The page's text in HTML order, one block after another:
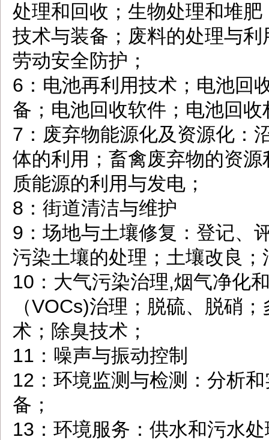
处理和回收；生物处理和堆
技术与装备；废料的处理与
劳动安全防护；
6：电池再利用技术；电池回
备；电池回收软件；电池回
7：废弃物能源化及资源化：
体的利用；畜禽废弃物的资
质能源的利用与发电；
8：街道清洁与维护
9：场地与土壤修复：登记、
污染土壤的处理；土壤改良
10：大气污染治理,烟气净化
（VOCs)治理；脱硫、脱硝
术；除臭技术；
11：噪声与振动控制
12：环境监测与检测：分析
备；
13：环境服务：供水和污水